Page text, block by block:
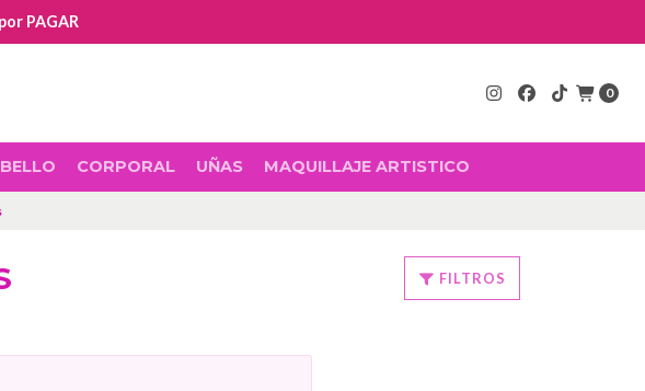
0
CORPORAL UÑAS MAQUILLAJE ARTISTICO
PAGAR
FILTROS